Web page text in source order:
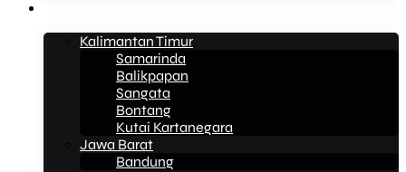
Kalimantan Timur
Samarinda
Balikpapan
Sangata
Bontang
Kutai Kartanegara
Jawa Barat
Bandung